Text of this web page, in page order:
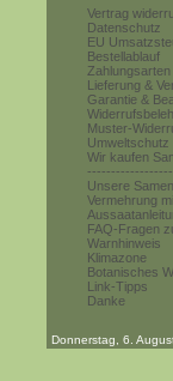
Vertrag
Datenschutz
EU
Bestellablauf
Zahlungsarten
Lieferung &
Garantie &
Muster-
Umweltschutz
Wir kaufen
Unsere Samen
Vermehrung
FAQ-Fragen
Warnhinweis
Klimazone
Botanisches
Link-Tipps
Danke
Donnerstag, 6.